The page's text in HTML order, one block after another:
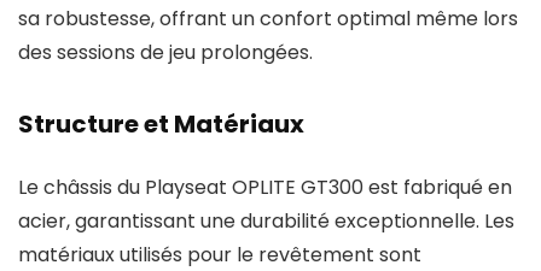
sa robustesse, offrant un confort optimal même lors
des sessions de jeu prolongées.
Structure et Matériaux
Le châssis du Playseat OPLITE GT300 est fabriqué en
acier, garantissant une durabilité exceptionnelle. Les
matériaux utilisés pour le revêtement sont